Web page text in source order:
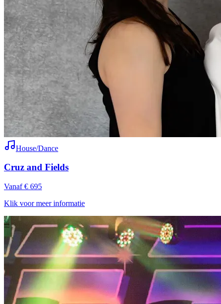
House/Dance
Cruz and Fields
Vanaf € 695
Klik voor meer informatie